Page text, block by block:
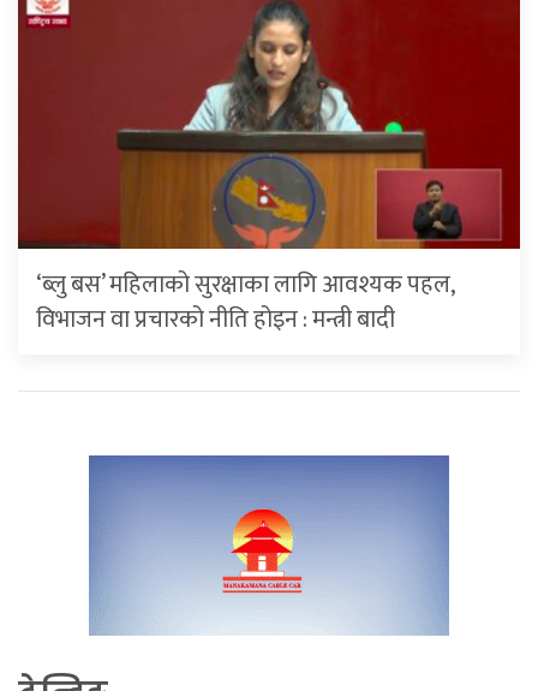
‘ब्लु बस’ महिलाको सुरक्षाका लागि आवश्यक पहल,
विभाजन वा प्रचारको नीति होइन : मन्त्री बादी